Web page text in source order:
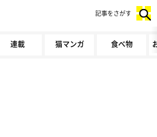
連載 猫マンガ 食べ物
記事をさがす